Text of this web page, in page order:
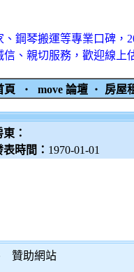
、鋼琴搬運等專業口碑，
信、親切服務，歡迎線上
頁 ‧ move 論壇 ‧ 房屋
東：
表時間： 1970-01-01
贊助網站